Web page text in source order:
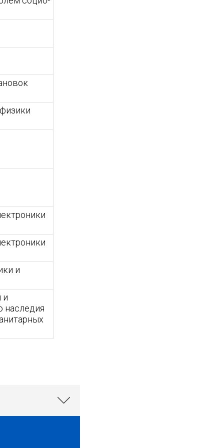
и
и
наследия